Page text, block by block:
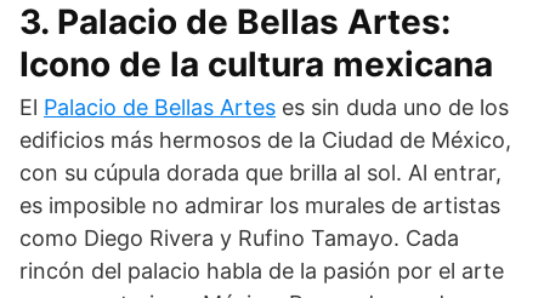
3. Palacio de Bellas Artes:
Icono de la cultura mexicana
El Palacio de Bellas Artes es sin duda uno de los
edificios más hermosos de la Ciudad de México,
con su cúpula dorada que brilla al sol. Al entrar,
es imposible no admirar los murales de artistas
como Diego Rivera y Rufino Tamayo. Cada
rincón del palacio habla de la pasión por el arte